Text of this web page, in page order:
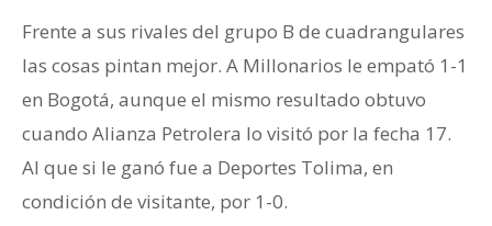
Frente a sus rivales del grupo B de cuadrangulares
las cosas pintan mejor. A Millonarios le empató 1-1
en Bogotá, aunque el mismo resultado obtuvo
cuando Alianza Petrolera lo visitó por la fecha 17.
Al que si le ganó fue a Deportes Tolima, en
condición de visitante, por 1-0.